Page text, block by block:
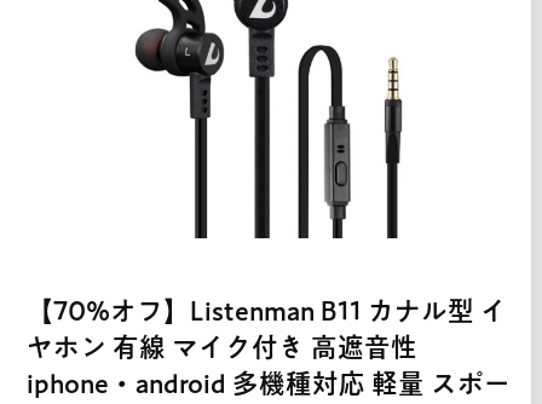
【70%オフ】Listenman B11 カナル型 イ
ヤホン 有線 マイク付き 高遮音性
iphone・android 多機種対応 軽量 スポー